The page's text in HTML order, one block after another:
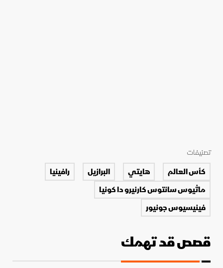
تصنيفات
كأس العالم هايتي البرازيل
رافينيا
ماثيوس سانتوس كارنيرو دا كونيا
فينيسيوس جونيور
قصص قد تهمك